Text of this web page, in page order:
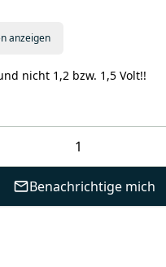
anzeigen
nicht 1,2 bzw. 1,5 Volt!!
Benachrichtige mich